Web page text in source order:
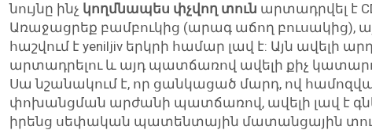
նույնը ինչ կողմնապես փչվող տուն արտադրվել է
Առաջացրեք բամբուկից (արագ աճող բուսակից),
հաշվում է yeniljiv երկրի համար լավ է: Այն ավելի
արտադրելու և այդ պատճառով ավելի քիչ
Սա նշանակում է, որ ցանկացած մարդ, ով
փոխանցման արժանի պատճառով, ավելի լավ է
իրենց սեփական պատենտային մատանցային